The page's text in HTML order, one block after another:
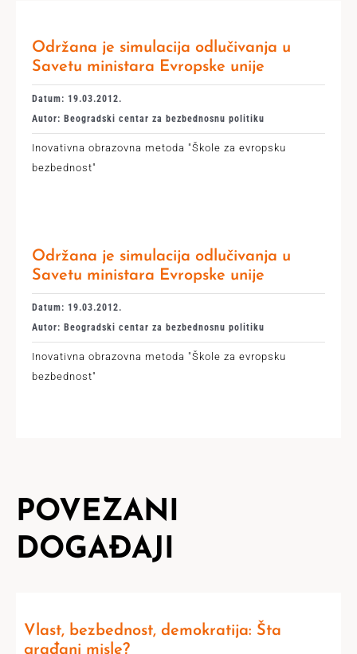
Održana je simulacija odlučivanja u
Savetu ministara Evropske unije
Datum: 19.03.2012.
Autor: Beogradski centar za bezbednosnu politiku
Inovativna obrazovna metoda "Škole za evropsku
bezbednost"
Održana je simulacija odlučivanja u
Savetu ministara Evropske unije
Datum: 19.03.2012.
Autor: Beogradski centar za bezbednosnu politiku
Inovativna obrazovna metoda "Škole za evropsku
bezbednost"
POVEZANI
DOGAĐAJI
Vlast, bezbednost, demokratija: Šta
građani misle?